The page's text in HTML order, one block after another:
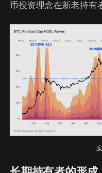
币投资理念在新老持有